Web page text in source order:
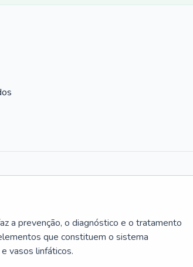
a prevenção, o diagnóstico e o tratamento
que constituem o sistema
vasos linfáticos.